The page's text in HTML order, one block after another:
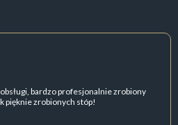
bardzo profesjonalnie zrobiony
pięknie zrobionych stóp!